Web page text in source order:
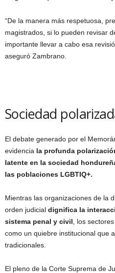
“De la manera más respetuosa,
magistrados, si lo pueden revisar
importante llevar a cabo esa
aseguró Zambrano.
Sociedad
El debate generado por el
evidencia la profunda
latente en la sociedad
las poblaciones LGBTIQ+.
Mientras las organizaciones de la
orden judicial dignifica la
sistema penal y civil , los
como un quiebre institucional que
tradicionales.
El pleno de la Corte Suprema de